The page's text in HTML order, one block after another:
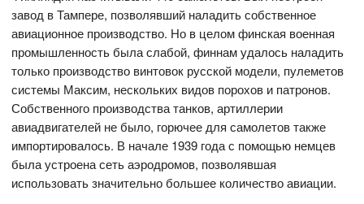
завод в Тампере, позволявший наладить собственное
авиационное производство. Но в целом финская военная
промышленность была слабой, финнам удалось наладить
только производство винтовок русской модели, пулеметов
системы Максим, нескольких видов порохов и патронов.
Собственного производства танков, артиллерии
авиадвигателей не было, горючее для самолетов также
импортировалось. В начале 1939 года с помощью немцев
была устроена сеть аэродромов, позволявшая
использовать значительно большее количество авиации.